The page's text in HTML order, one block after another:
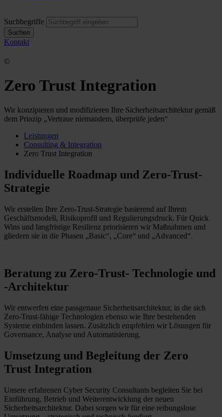
Suchbegriffe
Suchen
Kontakt
©
Zero Trust Integration
Wir konzipieren und modifizieren Ihre Sicherheitsarchitektur gemäß
dem Prinzip „Vertraue niemandem, überprüfe jeden“
Leistungen
Consulting & Integration
Zero Trust Integration
Individuelle Roadmap und Zero-Trust-
Strategie
Wir erstellen Ihre Zero-Trust-Strategie basierend auf Ihrem
Geschäftsmodell, Risikoprofil und Regulierungsdruck. Für Quick
Wins und langfristige Resilienz priorisieren wir Maßnahmen und
gliedern sie in die Phasen „Basic“, „Core“ und „Advanced“.
Beratung zu Zero-Trust- Technologie und
-Architektur
Wir entwerfen eine passgenaue Sicherheitsarchitektur, in die sich
Zero-Trust-fähige Technologien ebenso wie Ihre bestehenden
Systeme einbinden lassen. Zusätzlich empfehlen wir Lösungen für
Governance, Analyse und Automatisierung.
Umsetzung und Begleitung der Zero
Trust Integration
Unsere erfahrenen Cyber Security Consultants begleiten Sie bei
Einführung, Betrieb und Weiterentwicklung der neuen
Sicherheitsarchitektur. Dabei sorgen wir für eine reibungslose